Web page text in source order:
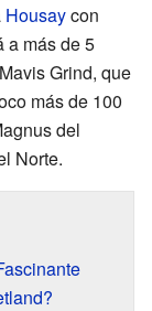
Housaycon
a más de 5
Grind, que
más de 100
del
Norte.